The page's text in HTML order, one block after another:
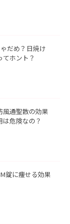
だめ？日焼け
ホント？
風通聖散の効果
危険なの？
錠に痩せる効果